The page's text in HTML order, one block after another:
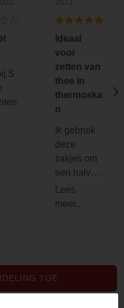
S
Ideaal
voor
zetten van
thee in
thermoska
n
Ik gebruik
deze
zakjes om
een halve
liter thee te
zetten. Ze
TOE